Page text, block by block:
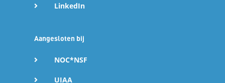
WK Skimo 2025 in Morgins (Zwitserland)
Begin maart stond er weer een 'primeur' op het schema
en op het World Cup-circuit zijn er nog steeds nieuwe
LinkedIn
Aangesloten bij
NOC*NSF
UIAA